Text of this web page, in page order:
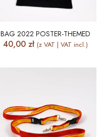
BAG 2022 POSTER-THEMED
40,00zł (z VAT | VAT incl.)